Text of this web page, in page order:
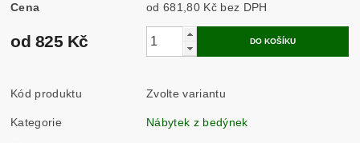
Cena od 681,80 Kč bez DPH
od 825 Kč
Kód produktu Zvolte variantu
Kategorie Nábytek z bedýnek